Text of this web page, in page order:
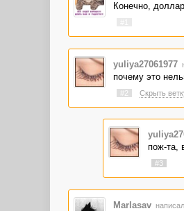
Конечно,
yuliya27061977
почему это
#2 Скрыть
пож-та,
#3
Marlasav